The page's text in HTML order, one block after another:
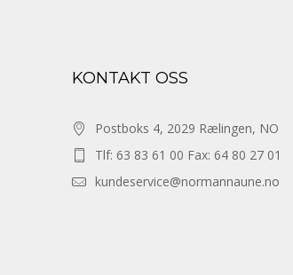
KONTAKT OSS
Postboks 4, 2029 Rælingen, NO
Tlf: 63 83 61 00 Fax: 64 80 27 01
kundeservice@normannaune.no